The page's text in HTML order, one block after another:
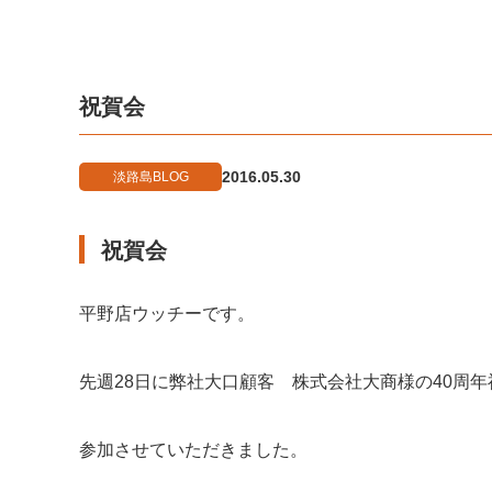
祝賀会
淡路島BLOG 2016.05.30
祝賀会
平野店ウッチーです。
先週28日に弊社大口顧客 株式会社大商様の40周年
参加させていただきました。